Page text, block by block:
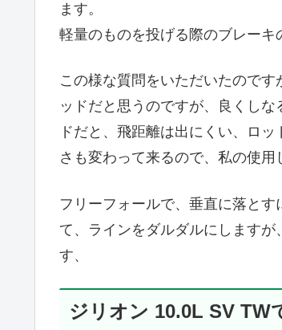
ます。
軽量のものを投げる際のブレーキ
この様な質問をいただいたので
ッドだと思うのですが、良くし
ドだと、飛距離は出にくい、ロ
さも変わって来るので、私の使用
フリーフォールで、垂直に落と
て、ラインをダルダルにします
す、
ジリオン 10.0L SV TW